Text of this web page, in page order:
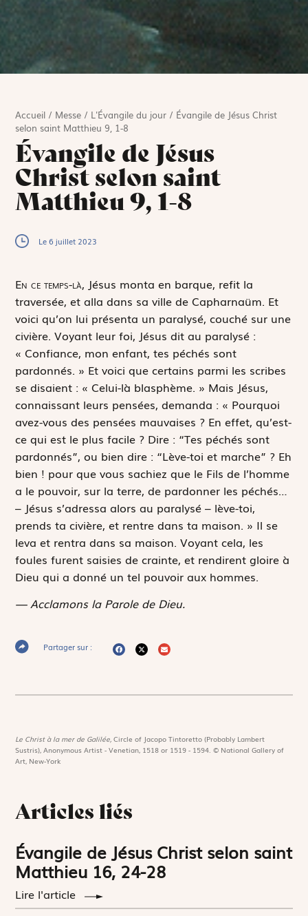
Accueil / Messe / L'Évangile du jour / Évangile de Jésus Christ
selon saint Matthieu 9, 1-8
Évangile de Jésus
Christ selon saint
Matthieu 9, 1-8
Le 6 juillet 2023
En ce temps-là, Jésus monta en barque, refit la
traversée, et alla dans sa ville de Capharnaüm. Et
voici qu’on lui présenta un paralysé, couché sur une
civière. Voyant leur foi, Jésus dit au paralysé :
« Confiance, mon enfant, tes péchés sont
pardonnés. » Et voici que certains parmi les scribes
se disaient : « Celui-là blasphème. » Mais Jésus,
connaissant leurs pensées, demanda : « Pourquoi
avez-vous des pensées mauvaises ? En effet, qu’est-
ce qui est le plus facile ? Dire : “Tes péchés sont
pardonnés”, ou bien dire : “Lève-toi et marche” ? Eh
bien ! pour que vous sachiez que le Fils de l’homme
a le pouvoir, sur la terre, de pardonner les péchés…
– Jésus s’adressa alors au paralysé – lève-toi,
prends ta civière, et rentre dans ta maison. » Il se
leva et rentra dans sa maison. Voyant cela, les
foules furent saisies de crainte, et rendirent gloire à
Dieu qui a donné un tel pouvoir aux hommes.
— Acclamons la Parole de Dieu.
Partager sur :
Le Christ à la mer de Galilée,Circle of Jacopo Tintoretto (Probably Lambert
Sustris), Anonymous Artist - Venetian, 1518 or 1519 - 1594. © National Gallery of
Art, New-York
Articles liés
Évangile de Jésus Christ selon saint
Matthieu 16, 24-28
Lire l'article